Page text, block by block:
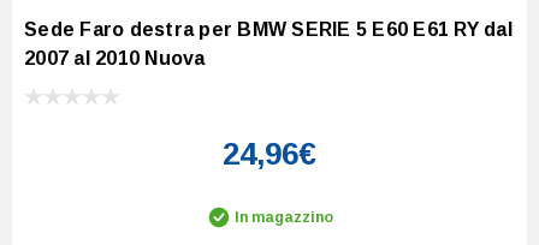
Sede Faro destra per BMW SERIE 5 E60 E61 RY dal
2007 al 2010 Nuova
24,96€
In magazzino